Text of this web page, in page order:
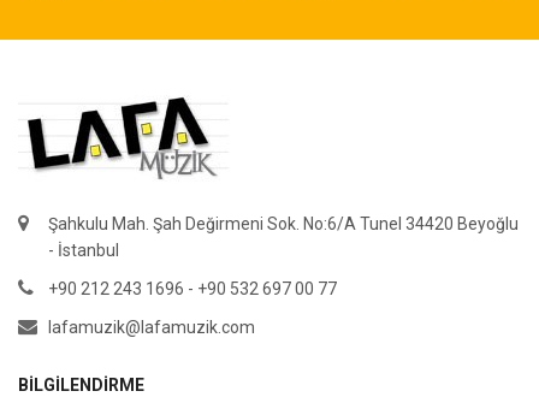
Şahkulu Mah. Şah Değirmeni Sok. No:6/A Tunel 34420 Beyoğlu
- İstanbul
+90 212 243 1696 - +90 532 697 00 77
lafamuzik@lafamuzik.com
BILGILENDIRME